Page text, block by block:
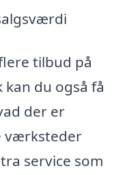
tilbud på
du også få
der er
værksteder
service som